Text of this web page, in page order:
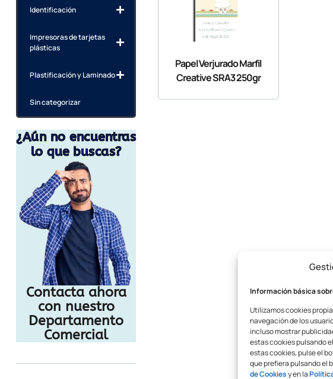
Información básica
Utilizamos cookies
navegación de los
incluso mostrar
estas cookies pulsando
estas cookies, pulse el
que prefiera pulsando el
de Cookiesy en la
Identificación
Impresoras de tarjetas
plásticas
Plastificación y Laminado
Sin categorizar
¿Aún no encuentras
lo que buscas?
Contacta ahora
con nuestro
Departamento
Comercial
Papel Verjurado Marfil
Creative SRA3 250gr